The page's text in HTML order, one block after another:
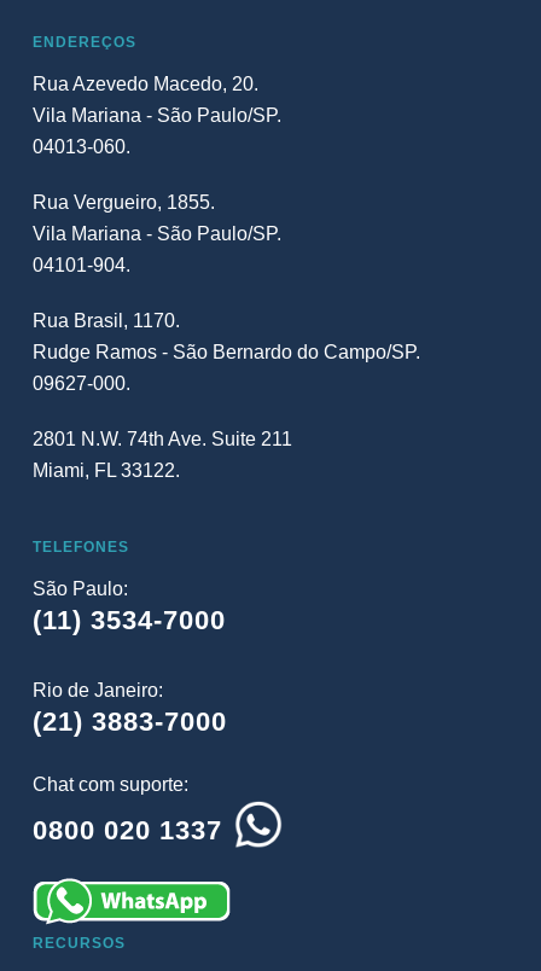
ENDEREÇOS
Rua Azevedo Macedo, 20.
Vila Mariana - São Paulo/SP.
04013-060.
Rua Vergueiro, 1855.
Vila Mariana - São Paulo/SP.
04101-904.
Rua Brasil, 1170.
Rudge Ramos - São Bernardo do Campo/SP.
09627-000.
2801 N.W. 74th Ave. Suite 211
Miami, FL 33122.
TELEFONES
São Paulo:
(11) 3534-7000
Rio de Janeiro:
(21) 3883-7000
Chat com suporte:
0800 020 1337
RECURSOS